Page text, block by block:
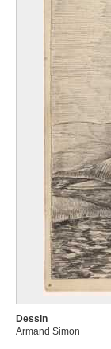
Dessin
Armand Simon